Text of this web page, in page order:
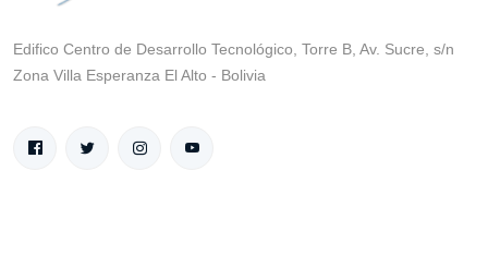
Edifico Centro de Desarrollo Tecnológico, Torre B, Av. Sucre, s/n
Zona Villa Esperanza El Alto - Bolivia